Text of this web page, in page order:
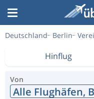
Deutschland Berlin
Hinflug
Von
Alle Flughäfen,